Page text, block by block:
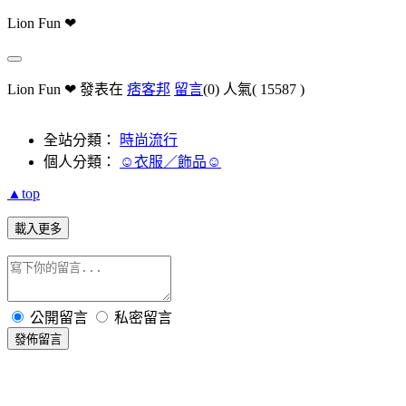
Lion Fun ❤
Lion Fun ❤ 發表在 痞客邦 留言(0) 人氣( 15587 )
全站分類：
時尚流行
個人分類：
☺衣服／飾品☺
▲top
載入更多
公開留言 私密留言
發佈留言